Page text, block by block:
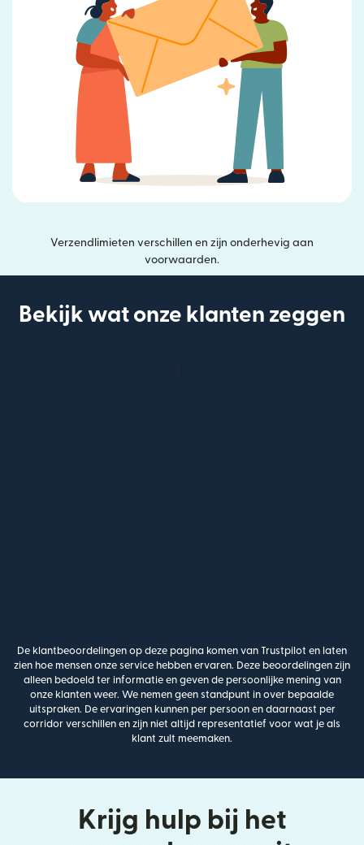
Verzendlimieten verschillen en zijn onderhevig aan
voorwaarden.
Bekijk wat onze klanten zeggen
De klantbeoordelingen op deze pagina komen van Trustpilot en laten
zien hoe mensen onze service hebben ervaren. Deze beoordelingen zijn
alleen bedoeld ter informatie en geven de persoonlijke mening van
onze klanten weer. We nemen geen standpunt in over bepaalde
uitspraken. De ervaringen kunnen per persoon en daarnaast per
corridor verschillen en zijn niet altijd representatief voor wat je als
klant zult meemaken.
Krijg hulp bij het